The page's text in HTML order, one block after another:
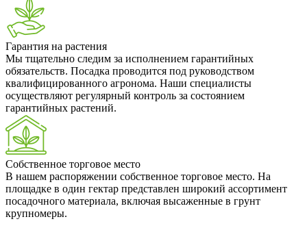
Гарантия на растения
Мы тщательно следим за исполнением гарантийных
обязательств. Посадка проводится под руководством
квалифицированного агронома. Наши специалисты
осуществляют регулярный контроль за состоянием
гарантийных растений.
Собственное торговое место
В нашем распоряжении собственное торговое место. На
площадке в один гектар представлен широкий ассортимент
посадочного материала, включая высаженные в грунт
крупномеры.